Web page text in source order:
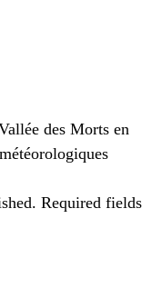
des Morts en
Required fields